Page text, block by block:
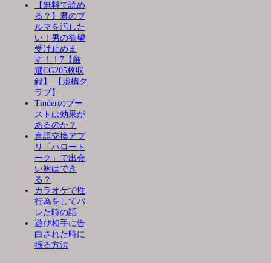
【無料で読め
る？】君のブ
ルマを汚した
い！男の欲望
受け止めま
す！！7【厳
選CG205枚収
録】 【虚構ク
ラブ】
Tinderのブー
ストは効果が
あるのか？
言語交換アプ
リ「ハロート
ーク」で出会
い厨はでき
る？
カラオケで性
行為をしてバ
レた時の話
遊び相手に告
白された時に
振る方法